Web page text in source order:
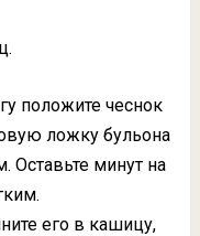
положите чеснок
ложку бульона
Оставьте минут на
его в кашицу,